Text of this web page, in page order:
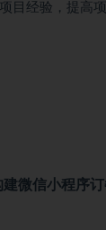
目经验，提高
微信小程序